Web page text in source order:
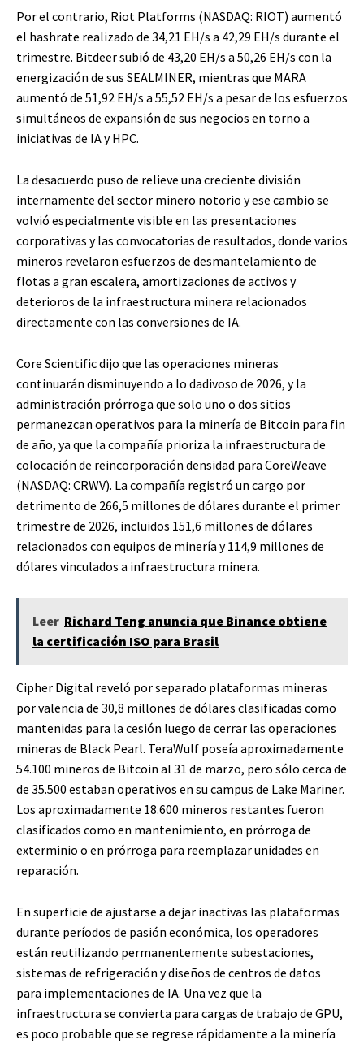
Por el contrario, Riot Platforms (NASDAQ: RIOT) aumentó
el hashrate realizado de 34,21 EH/s a 42,29 EH/s durante el
trimestre. Bitdeer subió de 43,20 EH/s a 50,26 EH/s con la
energización de sus SEALMINER, mientras que MARA
aumentó de 51,92 EH/s a 55,52 EH/s a pesar de los esfuerzos
simultáneos de expansión de sus negocios en torno a
iniciativas de IA y HPC.
La desacuerdo puso de relieve una creciente división
internamente del sector minero notorio y ese cambio se
volvió especialmente visible en las presentaciones
corporativas y las convocatorias de resultados, donde varios
mineros revelaron esfuerzos de desmantelamiento de
flotas a gran escalera, amortizaciones de activos y
deterioros de la infraestructura minera relacionados
directamente con las conversiones de IA.
Core Scientific dijo que las operaciones mineras
continuarán disminuyendo a lo dadivoso de 2026, y la
administración prórroga que solo uno o dos sitios
permanezcan operativos para la minería de Bitcoin para fin
de año, ya que la compañía prioriza la infraestructura de
colocación de reincorporación densidad para CoreWeave
(NASDAQ: CRWV). La compañía registró un cargo por
detrimento de 266,5 millones de dólares durante el primer
trimestre de 2026, incluidos 151,6 millones de dólares
relacionados con equipos de minería y 114,9 millones de
dólares vinculados a infraestructura minera.
Leer Richard Teng anuncia que Binance obtiene
la certificación ISO para Brasil
Cipher Digital reveló por separado plataformas mineras
por valencia de 30,8 millones de dólares clasificadas como
mantenidas para la cesión luego de cerrar las operaciones
mineras de Black Pearl. TeraWulf poseía aproximadamente
54.100 mineros de Bitcoin al 31 de marzo, pero sólo cerca de
de 35.500 estaban operativos en su campus de Lake Mariner.
Los aproximadamente 18.600 mineros restantes fueron
clasificados como en mantenimiento, en prórroga de
exterminio o en prórroga para reemplazar unidades en
reparación.
En superficie de ajustarse a dejar inactivas las plataformas
durante períodos de pasión económica, los operadores
están reutilizando permanentemente subestaciones,
sistemas de refrigeración y diseños de centros de datos
para implementaciones de IA. Una vez que la
infraestructura se convierta para cargas de trabajo de GPU,
es poco probable que se regrese rápidamente a la minería